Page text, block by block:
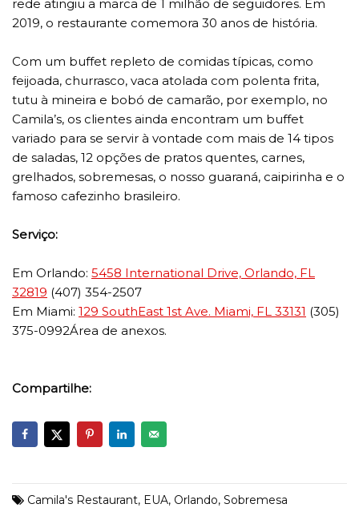
rede atingiu a marca de 1 milhão de seguidores. Em
2019, o restaurante comemora 30 anos de história.
Com um buffet repleto de comidas típicas, como
feijoada, churrasco, vaca atolada com polenta frita,
tutu à mineira e bobó de camarão, por exemplo, no
Camila’s, os clientes ainda encontram um buffet
variado para se servir à vontade com mais de 14 tipos
de saladas, 12 opções de pratos quentes, carnes,
grelhados, sobremesas, o nosso guaraná, caipirinha e o
famoso cafezinho brasileiro.
Serviço:
Em Orlando: 5458 International Drive, Orlando, FL
32819 (407) 354-2507
Em Miami: 129 SouthEast 1st Ave. Miami, FL 33131 (305)
375-0992Área de anexos.
Compartilhe:
Camila's Restaurant, EUA, Orlando, Sobremesa